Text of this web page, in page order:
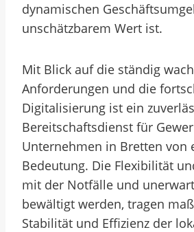
dynamischen
unschätzbarem Wert ist.
Mit Blick auf die ständig
Anforderungen und die
Digitalisierung ist ein
Bereitschaftsdienst für
Unternehmen in Bretten von
Bedeutung. Die Flexibilität
mit der Notfälle und
bewältigt werden, tragen
Stabilität und Effizienz der